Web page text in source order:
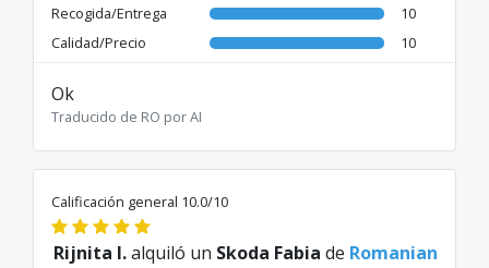
Recogida/Entrega
10
Calidad/Precio
10
Ok
Traducido de RO por AI
Calificación general 10.0/10
Rijnita I.alquiló un Skoda Fabia de Romanian